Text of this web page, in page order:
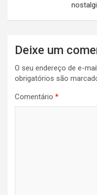
Deixe um
O seu endereço de e-
obrigatórios são
Comentário *